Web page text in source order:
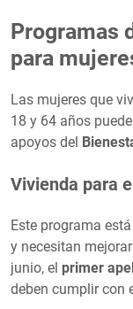
Programas
para
Las mujeres que
18 y 64 años
apoyos del
Vivienda para
Este programa
y necesitan
junio, el primer
deben cumplir con